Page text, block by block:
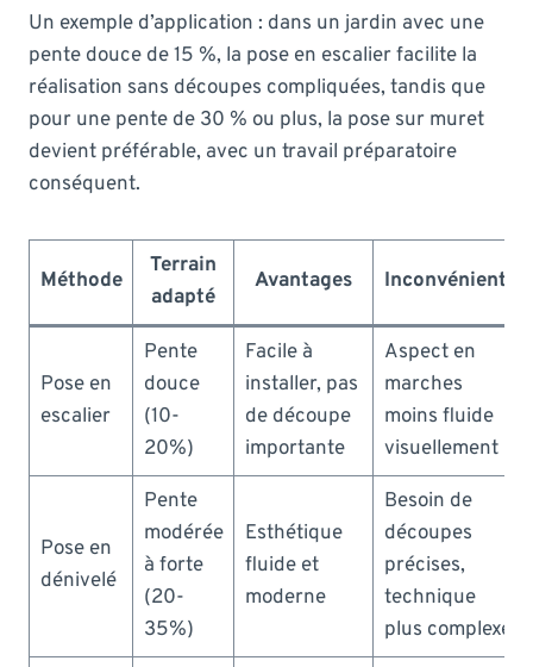
Un exemple d’application : dans un jardin avec une
pente douce de 15 %, la pose en escalier facilite la
réalisation sans découpes compliquées, tandis que
pour une pente de 30 % ou plus, la pose sur muret
devient préférable, avec un travail préparatoire
conséquent.
Méthode
Terrain
adapté
Avantages Inconvénients
Pose en
escalier
Pente
douce
(10-
20%)
Facile à
installer, pas
de découpe
importante
Aspect en
marches
moins fluide
visuellement
Pose en
dénivelé
Pente
modérée
à forte
(20-
35%)
Esthétique
fluide et
moderne
Besoin de
découpes
précises,
technique
plus complexe